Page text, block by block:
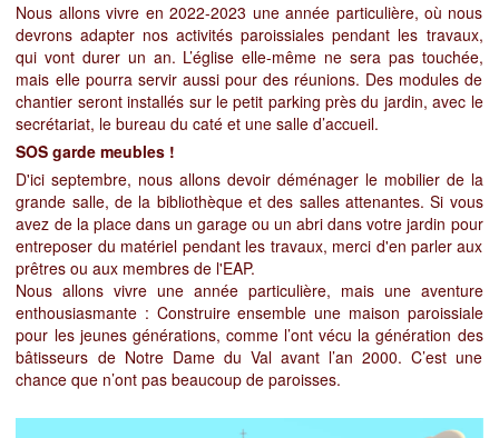
Nous allons vivre en 2022-2023 une année particulière, où nous
devrons adapter nos activités paroissiales pendant les travaux,
qui vont durer un an. L’église elle-même ne sera pas touchée,
mais elle pourra servir aussi pour des réunions. Des modules de
chantier seront installés sur le petit parking près du jardin, avec le
secrétariat, le bureau du caté et une salle d’accueil.
SOS garde meubles !
D'ici septembre, nous allons devoir déménager le mobilier de la
grande salle, de la bibliothèque et des salles attenantes. Si vous
avez de la place dans un garage ou un abri dans votre jardin pour
entreposer du matériel pendant les travaux, merci d'en parler aux
prêtres ou aux membres de l'EAP.
Nous allons vivre une année particulière, mais une aventure
enthousiasmante : Construire ensemble une maison paroissiale
pour les jeunes générations, comme l’ont vécu la génération des
bâtisseurs de Notre Dame du Val avant l’an 2000. C’est une
chance que n’ont pas beaucoup de paroisses.